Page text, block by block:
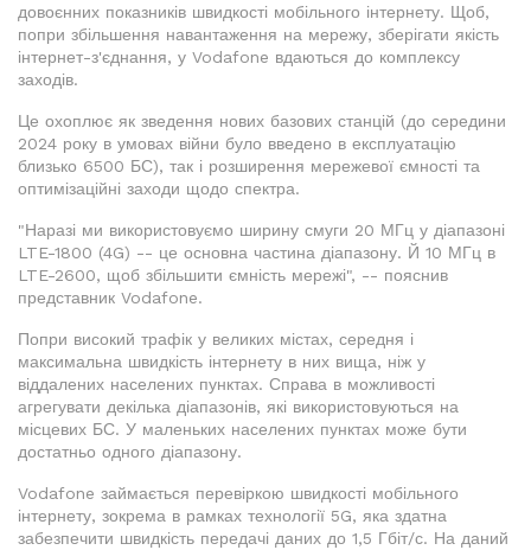
довоєнних показників швидкості мобільного інтернету. Щоб,
попри збільшення навантаження на мережу, зберігати якість
інтернет-з'єднання, у Vodafone вдаються до комплексу
заходів.
Це охоплює як зведення нових базових станцій (до середини
2024 року в умовах війни було введено в експлуатацію
близько 6500 БС), так і розширення мережевої ємності та
оптимізаційні заходи щодо спектра.
"Наразі ми використовуємо ширину смуги 20 МГц у діапазоні
LTE-1800 (4G) -- це основна частина діапазону. Й 10 МГц в
LTE-2600, щоб збільшити ємність мережі", -- пояснив
представник Vodafone.
Попри високий трафік у великих містах, середня і
максимальна швидкість інтернету в них вища, ніж у
віддалених населених пунктах. Справа в можливості
агрегувати декілька діапазонів, які використовуються на
місцевих БС. У маленьких населених пунктах може бути
достатньо одного діапазону.
Vodafone займається перевіркою швидкості мобільного
інтернету, зокрема в рамках технології 5G, яка здатна
забезпечити швидкість передачі даних до 1,5 Гбіт/с. На даний